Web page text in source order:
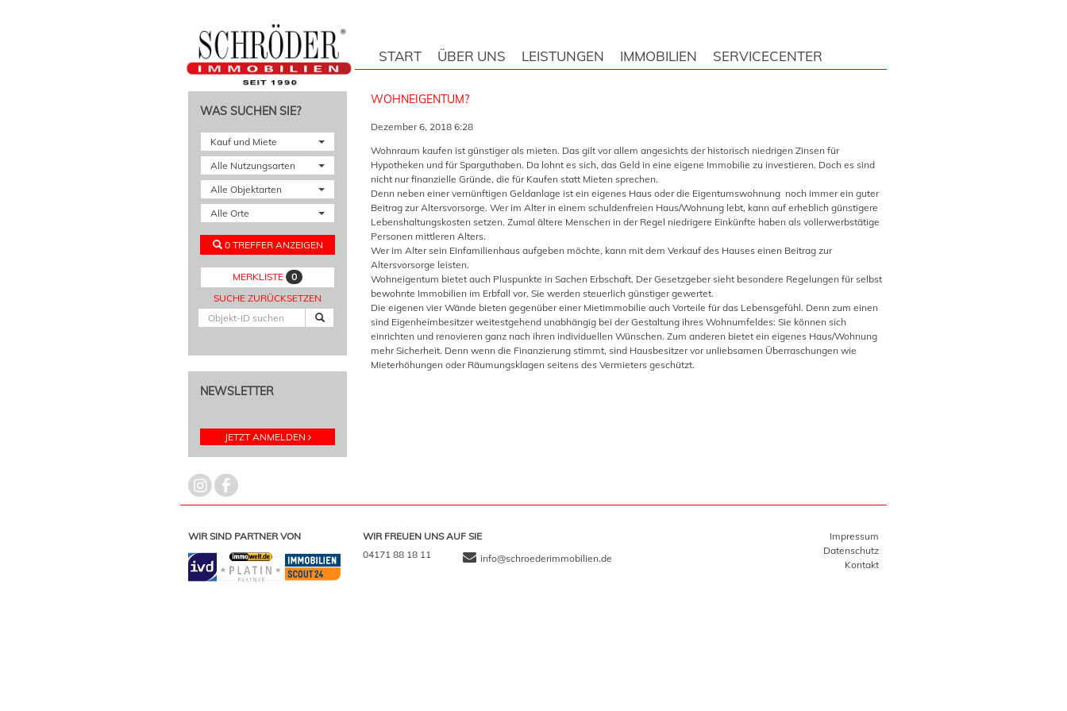
START ÜBER UNS LEISTUNGEN IMMOBILIEN SERVICECENTER
WOHNEIGENTUM?
Dezember 6, 2018 6:28
Wohnraum kaufen ist günstiger als mieten. Das gilt vor allem angesichts der historisch niedrigen Zinsen für
Hypotheken und für Sparguthaben. Da lohnt es sich, das Geld in eine eigene Immobilie zu investieren. Doch es sind
nicht nur finanzielle Gründe, die für Kaufen statt Mieten sprechen.
Denn neben einer vernünftigen Geldanlage ist ein eigenes Haus oder die Eigentumswohnung noch immer ein guter
Beitrag zur Altersvorsorge. Wer im Alter in einem schuldenfreien Haus/Wohnung lebt, kann auf erheblich günstigere
Lebenshaltungskosten setzen. Zumal ältere Menschen in der Regel niedrigere Einkünfte haben als vollerwerbstätige
Personen mittleren Alters.
Wer im Alter sein Einfamilienhaus aufgeben möchte, kann mit dem Verkauf des Hauses einen Beitrag zur
Altersvorsorge leisten.
Wohneigentum bietet auch Pluspunkte in Sachen Erbschaft. Der Gesetzgeber sieht besondere Regelungen für selbst
bewohnte Immobilien im Erbfall vor. Sie werden steuerlich günstiger gewertet.
Die eigenen vier Wände bieten gegenüber einer Mietimmobilie auch Vorteile für das Lebensgefühl. Denn zum einen
sind Eigenheimbesitzer weitestgehend unabhängig bei der Gestaltung ihres Wohnumfeldes: Sie können sich
einrichten und renovieren ganz nach ihren individuellen Wünschen. Zum anderen bietet ein eigenes Haus/Wohnung
mehr Sicherheit. Denn wenn die Finanzierung stimmt, sind Hausbesitzer vor unliebsamen Überraschungen wie
Mieterhöhungen oder Räumungsklagen seitens des Vermieters geschützt.
WAS SUCHEN SIE?
Kauf und Miete
Alle Nutzungsarten
Alle Objektarten
Alle Orte
0 TREFFER ANZEIGEN
MERKLISTE
0
SUCHE ZURÜCKSETZEN
NEWSLETTER
JETZT ANMELDEN
WIR SIND PARTNER VON
WIR FREUEN UNS AUF SIE
04171 88 18 11
info@schroederimmobilien.de
Impressum
Datenschutz
Kontakt